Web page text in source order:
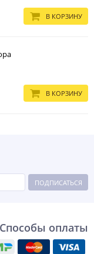
В КОРЗИНУ
В КОРЗИНУ
ПОДПИСАТЬСЯ
Способы оплаты